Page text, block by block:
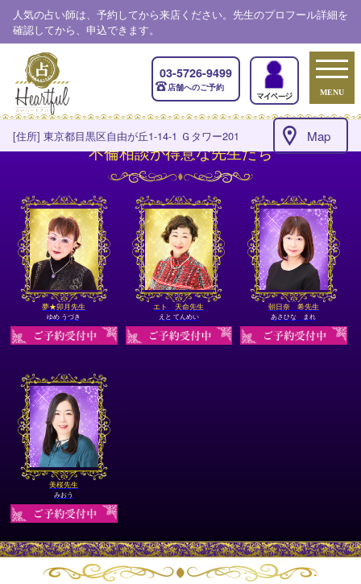
人気の占い師は、予約してから来店ください。先生のプロフール詳細を
確認してから、申込できます。
MENU
[住所] 東京都目黒区自由が丘1-14-1 Ｇタワー201 Map
03-5726-9499
店舗へのご予約
不倫相談が得意な先生たち
夢★卯月先生
ゆめ うづき
エト 天命先生
えと てんめい
朝日奈 希先生
あさひな まれ
美桜先生
みおう